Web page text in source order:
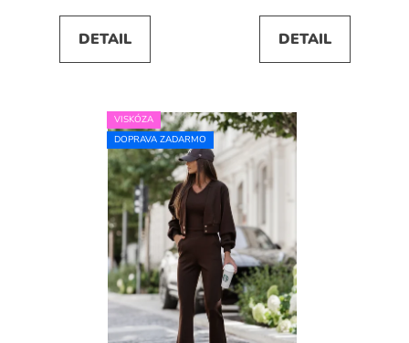
DETAIL DETAIL
VISKÓZA
DOPRAVA ZADARMO